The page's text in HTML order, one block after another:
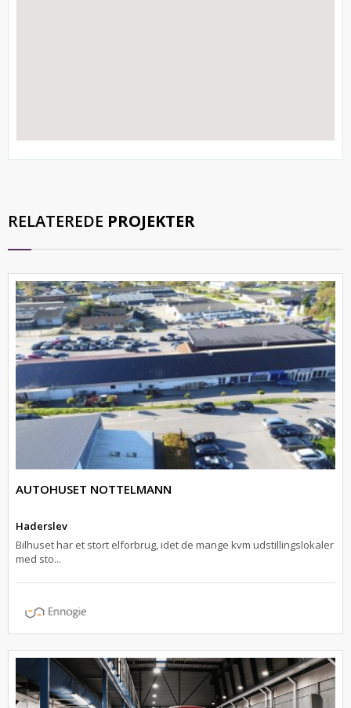
RELATEREDE PROJEKTER
AUTOHUSET NOTTELMANN
Haderslev
Bilhuset har et stort elforbrug, idet de mange kvm udstillingslokaler
med sto...